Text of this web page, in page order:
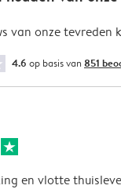
van onze tevreden
4.6 op basis van 851
en vlotte